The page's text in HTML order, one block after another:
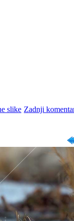
slike Zadnji